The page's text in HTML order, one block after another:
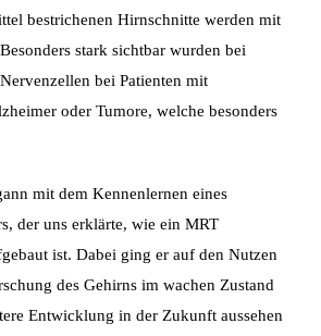
bestrichenen Hirnschnitte werden mit
stark sichtbar wurden bei
bei Patienten mit
oder Tumore, welche besonders
mit dem Kennenlernen eines
der uns erklärte, wie ein MRT
ist. Dabei ging er auf den Nutzen
des Gehirns im wachen Zustand
Entwicklung in der Zukunft aussehen